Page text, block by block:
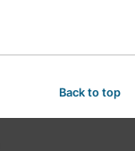
Back to top